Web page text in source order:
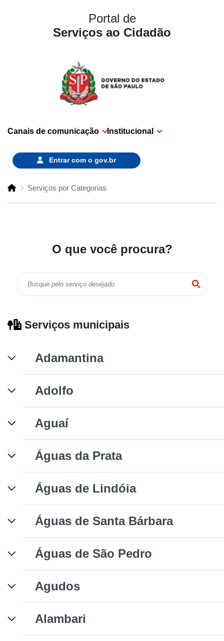
Portal de
Serviços ao Cidadão
Canais de comunicação Institucional
Entrar com o gov.br
Serviços por Categorias
O que você procura?
Serviços municipais
Adamantina
Adolfo
Aguaí
Águas da Prata
Águas de Lindóia
Águas de Santa Bárbara
Águas de São Pedro
Agudos
Alambari